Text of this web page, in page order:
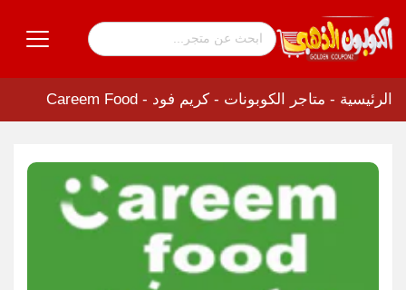
الرئيسية - متاجر الكوبونات - كريم فود - Careem Food